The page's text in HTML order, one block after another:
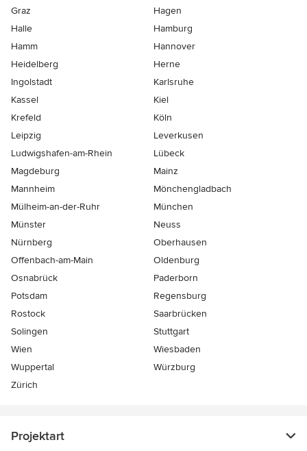
Graz
Hagen
Halle
Hamburg
Hamm
Hannover
Heidelberg
Herne
Ingolstadt
Karlsruhe
Kassel
Kiel
Krefeld
Köln
Leipzig
Leverkusen
Ludwigshafen-am-Rhein
Lübeck
Magdeburg
Mainz
Mannheim
Mönchen­gladbach
Mülheim-an-der-Ruhr
München
Münster
Neuss
Nürnberg
Oberhausen
Offenbach-am-Main
Oldenburg
Osnabrück
Paderborn
Potsdam
Regensburg
Rostock
Saarbrücken
Solingen
Stuttgart
Wien
Wiesbaden
Wuppertal
Würzburg
Zürich
Projektart